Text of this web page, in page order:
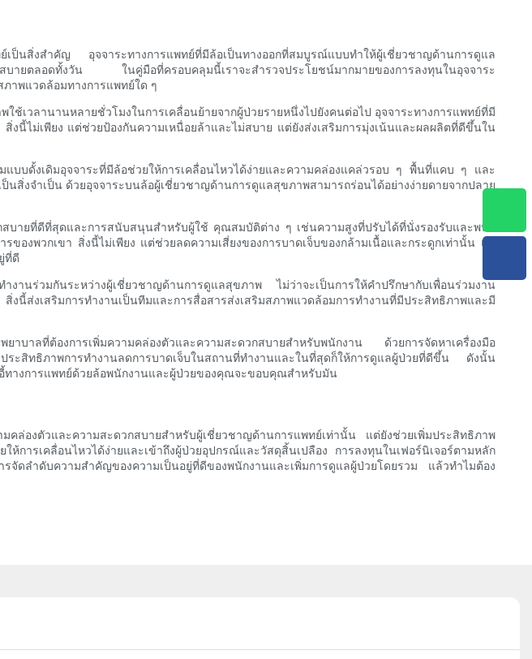
เป็นสิ่งสำคัญ อุจจาระทางการแพทย์ที่มีล้อเป็นทางออกที่สมบูรณ์แบบทำให้ผู้เชี่ยวชาญด้านการดูแล
สบายตลอดทั้งวัน ในคู่มือที่ครอบคลุมนี้เราจะสำรวจประโยชน์มากมายของการลงทุนในอุจจาระ
าพแวดล้อมทางการแพทย์ใด ๆ
วลานานหลายชั่วโมงในการเคลื่อนย้ายจากผู้ป่วยรายหนึ่งไปยังคนต่อไป อุจจาระทางการแพทย์ที่มี
งนี้ไม่เพียง แต่ช่วยป้องกันความเหนื่อยล้าและไม่สบาย แต่ยังส่งเสริมการมุ่งเน้นและผลผลิตที่ดีขึ้นใน
บบดั้งเดิมอุจจาระที่มีล้อช่วยให้การเคลื่อนไหวได้ง่ายและความคล่องแคล่วรอบ ๆ พื้นที่แคบ ๆ และ
สิ่งจำเป็น ด้วยอุจจาระบนล้อผู้เชี่ยวชาญด้านการดูแลสุขภาพสามารถร่อนได้อย่างง่ายดายจากปลาย
บายที่ดีที่สุดและการสนับสนุนสำหรับผู้ใช้ คุณสมบัติต่าง ๆ เช่นความสูงที่ปรับได้ที่นั่งรองรับและพนัก
งพวกเขา สิ่งนี้ไม่เพียง แต่ช่วยลดความเสี่ยงของการบาดเจ็บของกล้ามเนื้อและกระดูกเท่านั้น แต่
ที่ดี
งานร่วมกันระหว่างผู้เชี่ยวชาญด้านการดูแลสุขภาพ ไม่ว่าจะเป็นการให้คำปรึกษากับเพื่อนร่วมงาน
งเสริมการทำงานเป็นทีมและการสื่อสารส่งเสริมสภาพแวดล้อมการทำงานที่มีประสิทธิภาพและมี
าบาลที่ต้องการเพิ่มความคล่องตัวและความสะดวกสบายสำหรับพนักงาน ด้วยการจัดหาเครื่องมือ
ระสิทธิภาพการทำงานลดการบาดเจ็บในสถานที่ทำงานและในที่สุดก็ให้การดูแลผู้ป่วยที่ดีขึ้น ดังนั้น
างการแพทย์ด้วยล้อพนักงานและผู้ป่วยของคุณจะขอบคุณสำหรับมัน
ล่องตัวและความสะดวกสบายสำหรับผู้เชี่ยวชาญด้านการแพทย์เท่านั้น แต่ยังช่วยเพิ่มประสิทธิภาพ
การเคลื่อนไหวได้ง่ายและเข้าถึงผู้ป่วยอุปกรณ์และวัสดุสิ้นเปลือง การลงทุนในเฟอร์นิเจอร์ตามหลัก
ดลำดับความสำคัญของความเป็นอยู่ที่ดีของพนักงานและเพิ่มการดูแลผู้ป่วยโดยรวม แล้วทำไมต้อง